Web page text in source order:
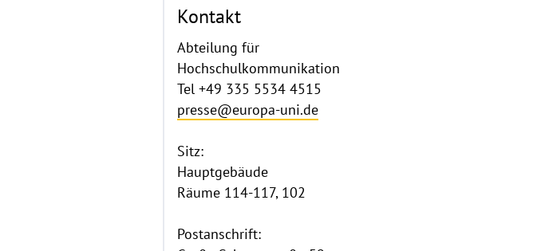
Kontakt
Abteilung für
Hochschulkommunikation
Tel +49 335 5534 4515
presse@europa-uni.de
Sitz:
Hauptgebäude
Räume 114-117, 102
Postanschrift: